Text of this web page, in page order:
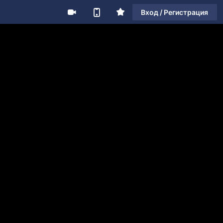
Вход / Регистрация